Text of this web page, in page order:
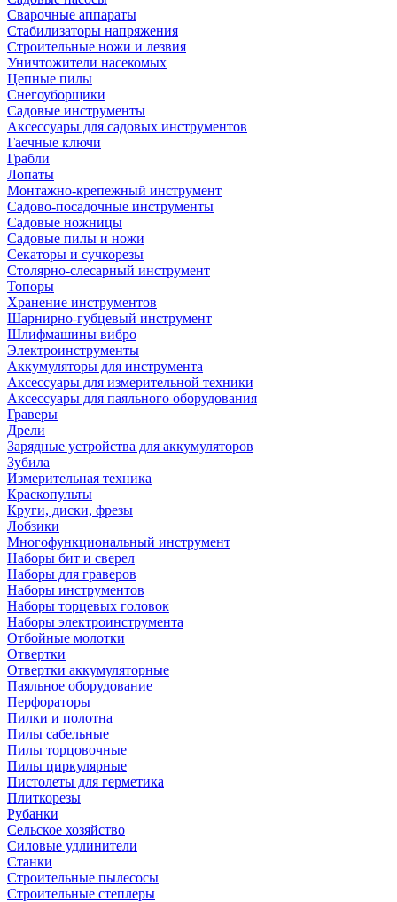
Сварочные аппараты
Стабилизаторы напряжения
Строительные ножи и лезвия
Уничтожители насекомых
Цепные пилы
Снегоуборщики
Садовые инструменты
Аксессуары для садовых инструментов
Гаечные ключи
Грабли
Лопаты
Монтажно-крепежный инструмент
Садово-посадочные инструменты
Садовые ножницы
Садовые пилы и ножи
Секаторы и сучкорезы
Столярно-слесарный инструмент
Топоры
Хранение инструментов
Шарнирно-губцевый инструмент
Шлифмашины вибро
Электроинструменты
Аккумуляторы для инструмента
Аксессуары для измерительной техники
Аксессуары для паяльного оборудования
Граверы
Дрели
Зарядные устройства для аккумуляторов
Зубила
Измерительная техника
Краскопульты
Круги, диски, фрезы
Лобзики
Многофункциональный инструмент
Наборы бит и сверел
Наборы для граверов
Наборы инструментов
Наборы торцевых головок
Наборы электроинструмента
Отбойные молотки
Отвертки
Отвертки аккумуляторные
Паяльное оборудование
Перфораторы
Пилки и полотна
Пилы сабельные
Пилы торцовочные
Пилы циркулярные
Пистолеты для герметика
Плиткорезы
Рубанки
Сельское хозяйство
Силовые удлинители
Станки
Строительные пылесосы
Строительные степлеры